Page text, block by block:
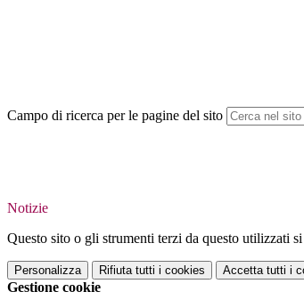
Campo di ricerca per le pagine del sito
Notizie
Questo sito o gli strumenti terzi da questo utilizzati
Personalizza Rifiuta tutti i cookies Accetta tutti i
Gestione cookie